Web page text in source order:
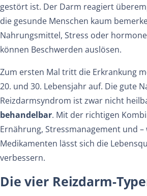
gestört ist. Der Darm reagiert
die gesunde Menschen kaum
Nahrungsmittel, Stress oder
können Beschwerden auslösen.
Zum ersten Mal tritt die Erkrankung
20. und 30. Lebensjahr auf. Die gute
Reizdarmsyndrom ist zwar nicht
behandelbar. Mit der richtigen
Ernährung, Stressmanagement und –
Medikamenten lässt sich die
verbessern.
Die vier Reizdarm-